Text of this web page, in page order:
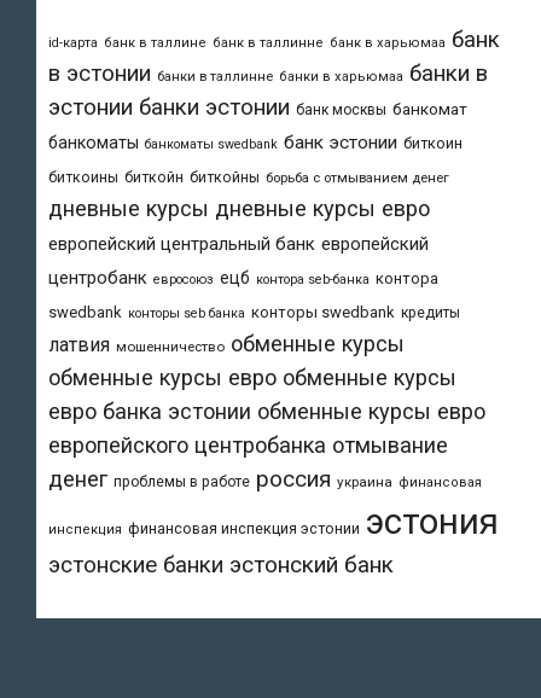
id-карта банк в таллине банк в таллинне банк в харьюмаа банк
в эстонии банки в таллинне банки в харьюмаа банки в
эстонии банки эстонии банк москвы банкомат
банкоматы банкоматы swedbank банк эстонии биткоин
биткоины биткойн биткойны борьба с отмыванием денег
дневные курсы дневные курсы евро
европейский центральный банк европейский
центробанк евросоюз ецб контора seb-банка контора
swedbank конторы seb банка конторы swedbank кредиты
латвия мошенничество обменные курсы
обменные курсы евро обменные курсы
евро банка эстонии обменные курсы евро
европейского центробанка отмывание
денег проблемы в работе россия украина финансовая
инспекция финансовая инспекция эстонии эстония
эстонские банки эстонский банк